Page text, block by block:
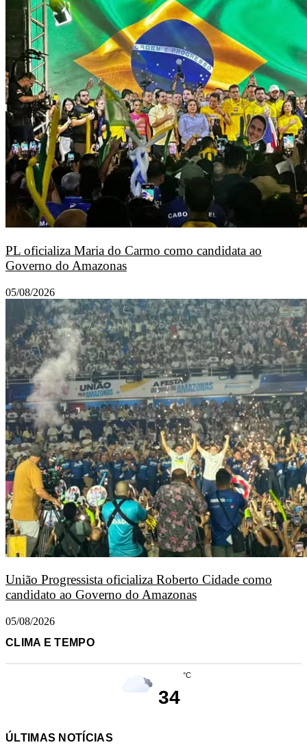
PL oficializa Maria do Carmo como candidata ao
Governo do Amazonas
05/08/2026
União Progressista oficializa Roberto Cidade como
candidato ao Governo do Amazonas
05/08/2026
CLIMA E TEMPO
34
°C
ÚLTIMAS NOTÍCIAS